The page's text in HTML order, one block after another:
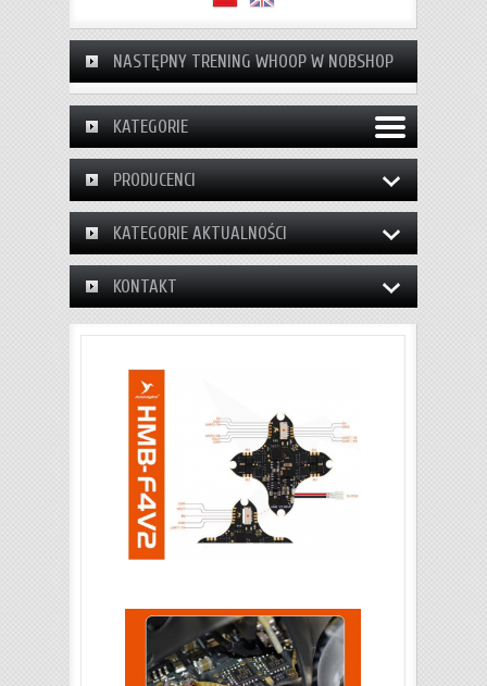
NASTĘPNY TRENING WHOOP W NOBSHOP
KATEGORIE
PRODUCENCI
KATEGORIE AKTUALNOŚCI
KONTAKT